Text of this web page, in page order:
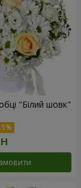
"Білий шовк"